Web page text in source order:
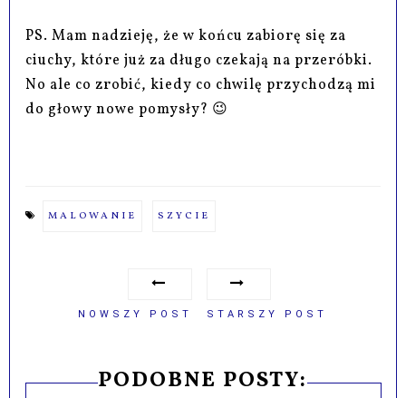
PS. Mam nadzieję, że w końcu zabiorę się za
ciuchy, które już za długo czekają na przeróbki.
No ale co zrobić, kiedy co chwilę przychodzą mi
do głowy nowe pomysły? 😉
MALOWANIE SZYCIE
NOWSZY POST STARSZY POST
PODOBNE POSTY: